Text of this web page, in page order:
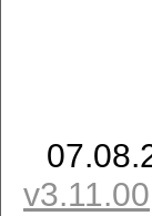
v3.11.00